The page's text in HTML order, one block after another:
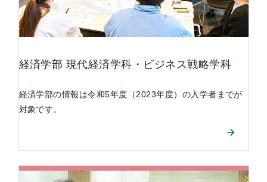
経済学部 現代経済学科 ・ ビジネス戦略学科
経済学部の情報は令和5年度（2023年度）の入学者までが
対象です。